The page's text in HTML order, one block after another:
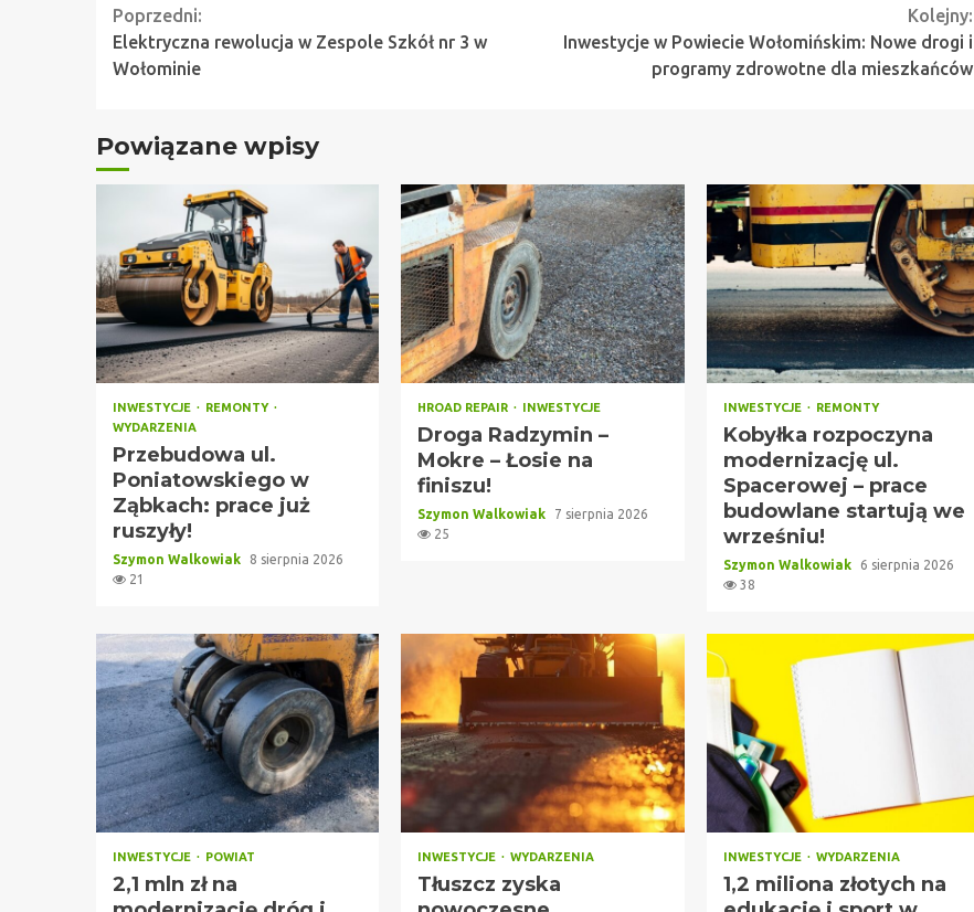
Continue
Reading
Poprzedni:
Elektryczna rewolucja w Zespole Szkół nr 3 w
Wołominie
Kolejny:
Inwestycje w Powiecie Wołomińskim: Nowe drogi i
programy zdrowotne dla mieszkańców
Powiązane wpisy
INWESTYCJE
REMONTY
WYDARZENIA
Przebudowa ul.
Poniatowskiego w
Ząbkach: prace już
ruszyły!
Szymon Walkowiak
8 sierpnia 2026
21
HROAD REPAIR INWESTYCJE
Droga Radzymin –
Mokre – Łosie na
finiszu!
Szymon Walkowiak
7 sierpnia 2026
25
INWESTYCJE REMONTY
Kobyłka rozpoczyna
modernizację ul.
Spacerowej – prace
budowlane startują we
wrześniu!
Szymon Walkowiak
6 sierpnia 2026
38
INWESTYCJE POWIAT
2,1 mln zł na
INWESTYCJE WYDARZENIA
Tłuszcz zyska
INWESTYCJE WYDARZENIA
1,2 miliona złotych na